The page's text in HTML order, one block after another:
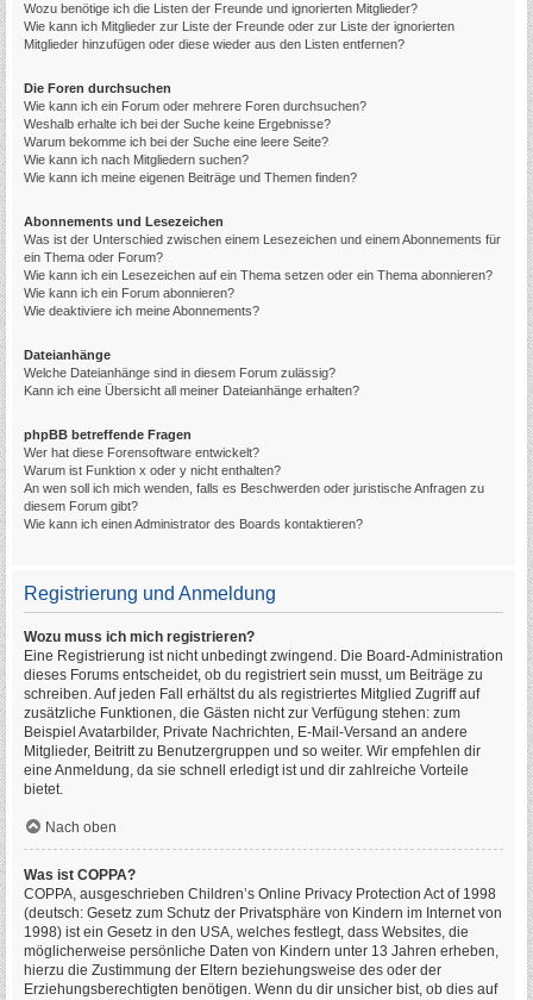
Wozu benötige ich die Listen der Freunde und ignorierten Mitglieder?
Wie kann ich Mitglieder zur Liste der Freunde oder zur Liste der ignorierten
Mitglieder hinzufügen oder diese wieder aus den Listen entfernen?
Die Foren durchsuchen
Wie kann ich ein Forum oder mehrere Foren durchsuchen?
Weshalb erhalte ich bei der Suche keine Ergebnisse?
Warum bekomme ich bei der Suche eine leere Seite?
Wie kann ich nach Mitgliedern suchen?
Wie kann ich meine eigenen Beiträge und Themen finden?
Abonnements und Lesezeichen
Was ist der Unterschied zwischen einem Lesezeichen und einem Abonnements für
ein Thema oder Forum?
Wie kann ich ein Lesezeichen auf ein Thema setzen oder ein Thema abonnieren?
Wie kann ich ein Forum abonnieren?
Wie deaktiviere ich meine Abonnements?
Dateianhänge
Welche Dateianhänge sind in diesem Forum zulässig?
Kann ich eine Übersicht all meiner Dateianhänge erhalten?
phpBB betreffende Fragen
Wer hat diese Forensoftware entwickelt?
Warum ist Funktion x oder y nicht enthalten?
An wen soll ich mich wenden, falls es Beschwerden oder juristische Anfragen zu
diesem Forum gibt?
Wie kann ich einen Administrator des Boards kontaktieren?
Registrierung und Anmeldung
Wozu muss ich mich registrieren?
Eine Registrierung ist nicht unbedingt zwingend. Die Board-Administration
dieses Forums entscheidet, ob du registriert sein musst, um Beiträge zu
schreiben. Auf jeden Fall erhältst du als registriertes Mitglied Zugriff auf
zusätzliche Funktionen, die Gästen nicht zur Verfügung stehen: zum
Beispiel Avatarbilder, Private Nachrichten, E-Mail-Versand an andere
Mitglieder, Beitritt zu Benutzergruppen und so weiter. Wir empfehlen dir
eine Anmeldung, da sie schnell erledigt ist und dir zahlreiche Vorteile
bietet.
Nach oben
Was ist COPPA?
COPPA, ausgeschrieben Children’s Online Privacy Protection Act of 1998
(deutsch: Gesetz zum Schutz der Privatsphäre von Kindern im Internet von
1998) ist ein Gesetz in den USA, welches festlegt, dass Websites, die
möglicherweise persönliche Daten von Kindern unter 13 Jahren erheben,
hierzu die Zustimmung der Eltern beziehungsweise des oder der
Erziehungsberechtigten benötigen. Wenn du dir unsicher bist, ob dies auf